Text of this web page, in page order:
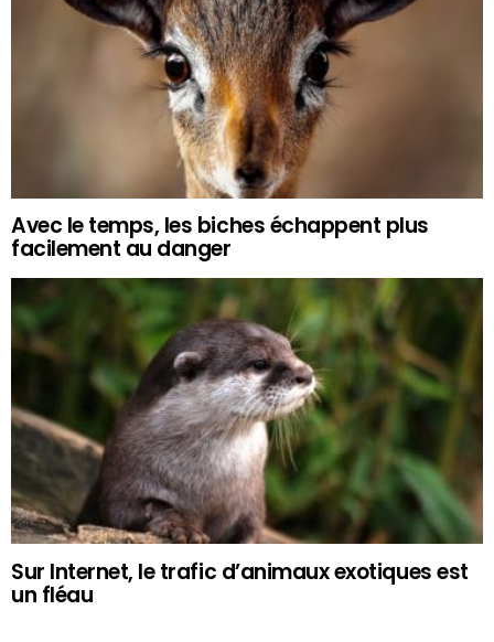
Avec le temps, les biches échappent plus
facilement au danger
Sur Internet, le trafic d’animaux exotiques est
un fléau